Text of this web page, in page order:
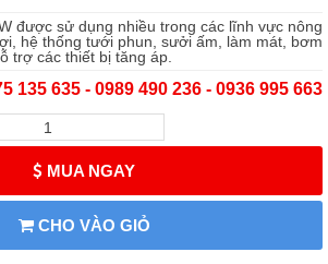
được sử dụng nhiều trong các lĩnh vực nông
hệ thống tưới phun, sưởi ấm, làm mát, bơm
trợ các thiết bị tăng áp.
135 635 - 0989 490 236 - 0936 995 663
MUA NGAY
CHO VÀO GIỎ